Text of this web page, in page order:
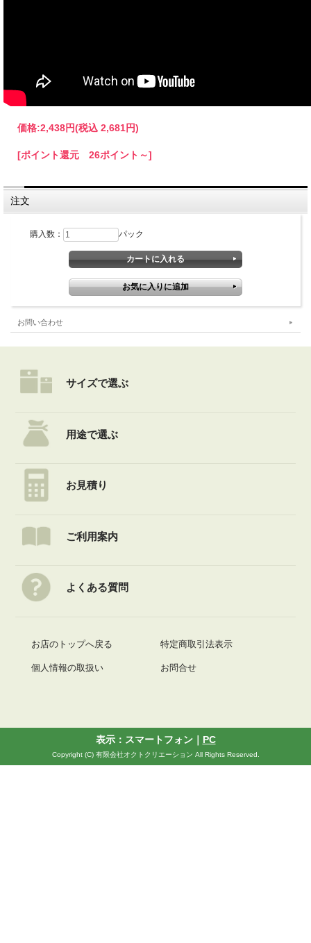
価格:2,438円(税込 2,681円)
[ポイント還元 26ポイント～]
注文
購入数： パック
お問い合わせ
サイズで選ぶ
用途で選ぶ
お見積り
ご利用案内
よくある質問
お店のトップへ戻る 特定商取引法表示
個人情報の取扱い お問合せ
表示：スマートフォン｜ PC
Copyright (C) 有限会社オクトクリエーション All Rights Reserved.